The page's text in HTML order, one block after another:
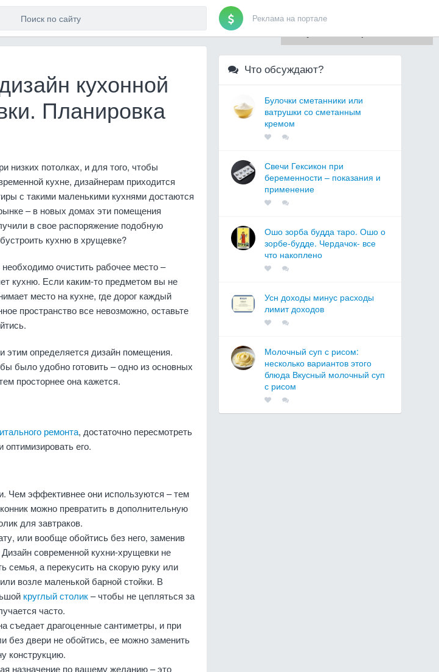
Реклама на портале
кухонной
Планировка
низких потолках, и для того, чтобы
кухне, дизайнерам приходится
с такими маленькими кухнями достаются
– в новых домах эти помещения
в свое распоряжение подобную
кухню в хрущевке?
очистить рабочее место –
кухню. Если каким-то предметом вы не
место на кухне, где дорог каждый
пространство все невозможно, оставьте
этим определяется дизайн помещения.
было удобно готовить – одно из основных
просторнее она кажется.
ремонта, достаточно пересмотреть
оптимизировать его.
Чем эффективнее они используются – тем
можно превратить в дополнительную
для завтраков.
или вообще обойтись без него, заменив
современной кухни-хрущевки не
семья, а перекусить на скорую руку или
возле маленькой барной стойки. В
круглый столик– чтобы не цепляться за
часто.
съедает драгоценные сантиметры, и при
без двери не обойтись, ее можно заменить
конструкцию.
назначение по вашему желанию – это
Что обсуждают?
Булочки сметанники или
ватрушки со сметанным
кремом
Свечи Гексикон при
беременности – показания и
применение
Ошо зорба будда таро. Ошо о
зорбе-будде. Чердачок- все
что накоплено
Усн доходы минус расходы
лимит доходов
Молочный суп с рисом:
несколько вариантов этого
блюда Вкусный молочный суп
с рисом
Для любых предложений по